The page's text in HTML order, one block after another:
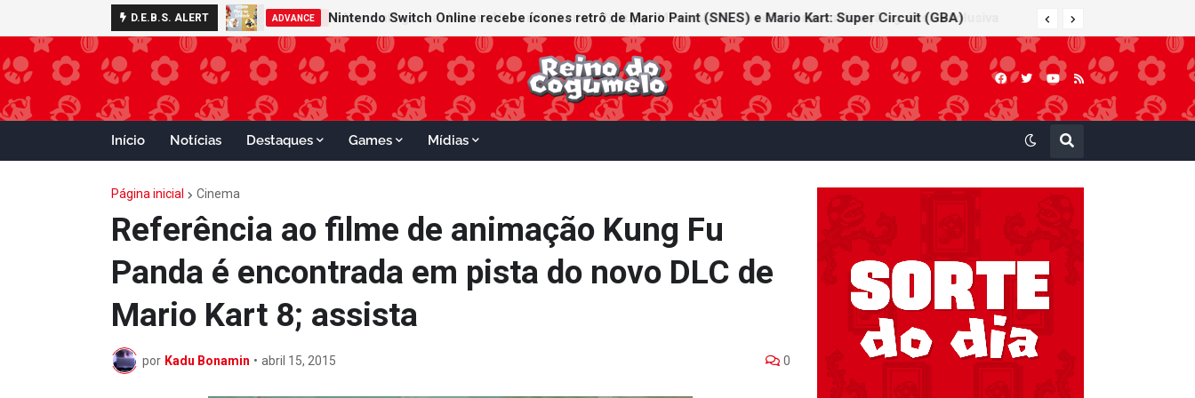
D.E.B.S. ALERT ADVANCE Nintendo Switch Online recebe ícones retrô de Mario Paint (SNES) e Mario Kart: Super Circuit (GBA)
Início Notícias Destaques Games Mídias
Página inicial Cinema
Referência ao filme de animação Kung Fu
Panda é encontrada em pista do novo DLC de
Mario Kart 8; assista
por Kadu Bonamin • abril 15, 2015 0